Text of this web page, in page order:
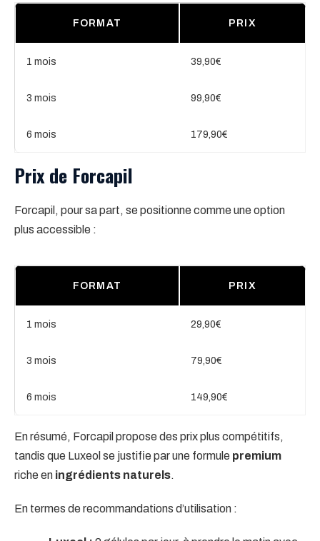
FORMAT PRIX
1 mois 39,90€
3 mois 99,90€
6 mois 179,90€
Prix de Forcapil
Forcapil, pour sa part, se positionne comme une option
plus accessible :
FORMAT PRIX
1 mois 29,90€
3 mois 79,90€
6 mois 149,90€
En résumé, Forcapil propose des prix plus compétitifs,
tandis que Luxeol se justifie par une formule premium
riche en ingrédients naturels.
En termes de recommandations d’utilisation :